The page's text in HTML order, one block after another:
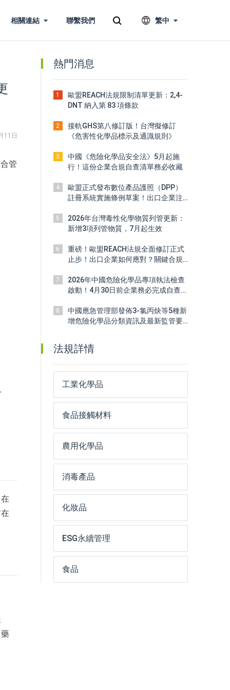
相關連結 聯繫我們 繁中
11日
管
熱門消息
1
歐盟REACH法規限制清單更新：2,4-
DNT 納入第 83 項條款
2
接軌GHS第八修訂版！台灣擬修訂
《危害性化學品標示及通識規則》
3
中國《危險化學品安全法》5月起施
行！這份企業合規自查清單務必收藏
4
歐盟正式發布數位產品護照（DPP）
註冊系統實施條例草案！出口企業注
5
2026年台灣毒性化學物質列管更新：
新增3項列管物質，7月起生效
6
重磅！歐盟REACH法規全面修訂正式
止步！出口企業如何應對？關鍵合規
7
2026年中國危險化學品專項執法檢查
啟動！4月30日前企業務必完成自查整
8
中國應急管理部發佈3-氯丙炔等5種新
增危險化學品分類資訊及最新監管要
法規詳情
工業化學品
食品接觸材料
農用化學品
消毒產品
化妝品
ESG永續管理
食品